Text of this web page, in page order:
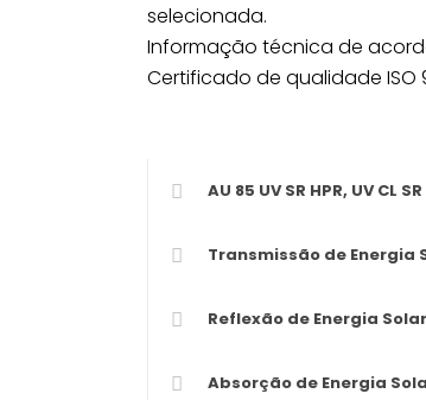
selecionada.
Informação técnica de acordo
Certificado de qualidade ISO
AU 85 UV SR HPR, UV CL
Transmissão de Energia
Reflexão de Energia
Absorção de Energia